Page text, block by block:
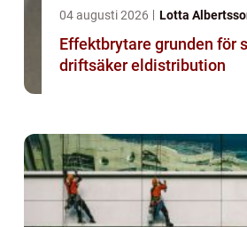
04 augusti 2026 Lotta
Effektbrytare grunden för säker och
driftsäker eldistribution